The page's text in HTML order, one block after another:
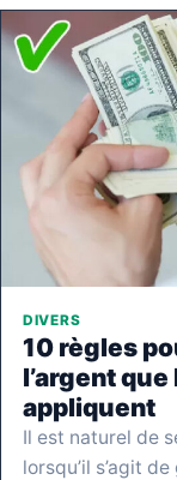
DIVERS
10 règles
l’argent
appliquent
Il est naturel de
lorsqu’il s’agit